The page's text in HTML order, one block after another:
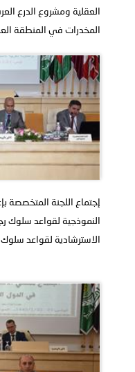
العقلية ومشروع الدرع
المخدرات في المنطقة
إجتماع اللجنة المتخصصة
النموذجية لقواعد سلوك
الاسترشادية لقواعد